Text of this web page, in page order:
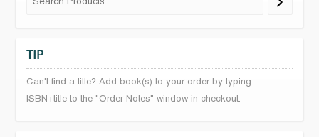
TIP
Can't find a title? Add book(s) to your order by typing
ISBN+title to the "Order Notes" window in checkout.